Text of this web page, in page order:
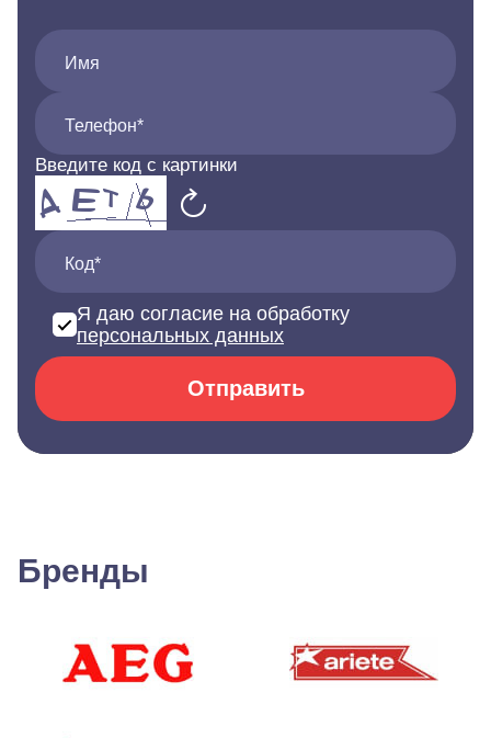
Имя
Телефон*
Введите код с картинки
Код*
Я даю согласие на обработку
персональных данных
Отправить
Бренды